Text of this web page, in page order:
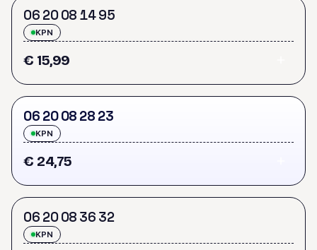
06 2008 1495
KPN
€ 15,99
06 2008 28 23
KPN
€ 24,75
06 2008 36 32
KPN